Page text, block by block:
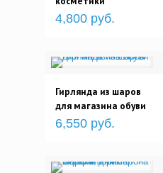
4,800 руб.
Гирлянда из шаров
для магазина обуви
6,550 руб.